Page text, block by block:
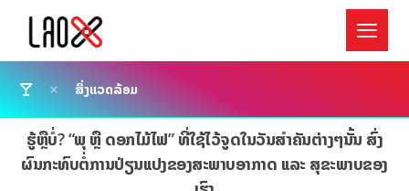
ສິ່ງແວດລ້ອມ
ຮູ້ຫຼືບໍ່? “ພຸ ຫຼື ດອກໄມ້ໄຟ” ທີ່ໃຊ້ໄວ້ຈູດໃນວັນສໍາຄັນຕ່າງໆນັ້ນ ສົ່ງ
ຜົນກະທົບຕໍ່ການປ່ຽນເເປງຂອງສະພາບອາກາດ ເເລະ ສຸຂະພາບຂອງ